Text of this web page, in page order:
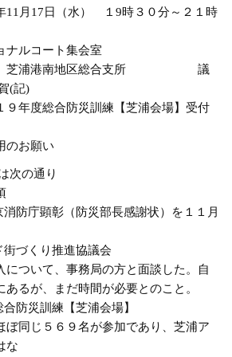
月17日（水） １9時３０分～２１時
ルコート集会室
名 芝浦港南地区総合支所 議
(記)
年度総合防災訓練【芝浦会場】受付
のお願い
次の通り
消防庁顕彰（防災部長感謝状）を１１月
街づくり推進協議会
について、事務局の方と面談した。自
るが、まだ時間が必要とのこと。
合防災訓練【芝浦会場】
ぼ同じ５６９名が参加であり、芝浦ア
な